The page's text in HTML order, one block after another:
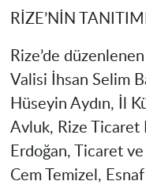
RİZE’NİN
Rize’de
Valisi İhsan Selim
Hüseyin Aydın, İl
Avluk, Rize Ticaret
Erdoğan, Ticaret
Cem Temizel,